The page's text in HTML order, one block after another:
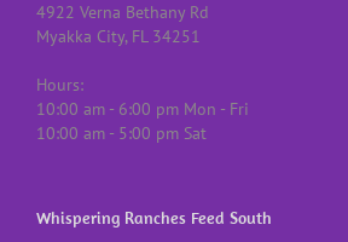
4922 Verna Bethany Rd
Myakka City, FL 34251
Hours:
10:00 am - 6:00 pm Mon - Fri
10:00 am - 5:00 pm Sat
Whispering Ranches Feed South